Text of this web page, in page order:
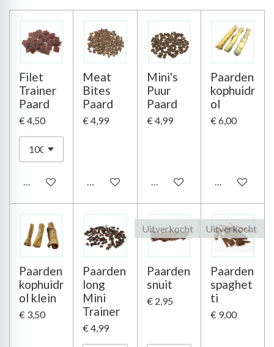
Filet
Trainer
Paard
€ 4,50
In winkelwagen
Meat
Bites
Paard
€ 4,99
In winkelwagen
Mini's
Puur
Paard
€ 4,99
In winkelwagen
Paarden
kophuidr
ol
€ 6,00
In
Paarden
kophuidr
ol klein
€ 3,50
Paarden
long
Mini
Trainer
€ 4,99
Uitverkocht
Paarden
snuit
€ 2,95
Uitverkocht
Paarden
spaghet
ti
€ 9,00